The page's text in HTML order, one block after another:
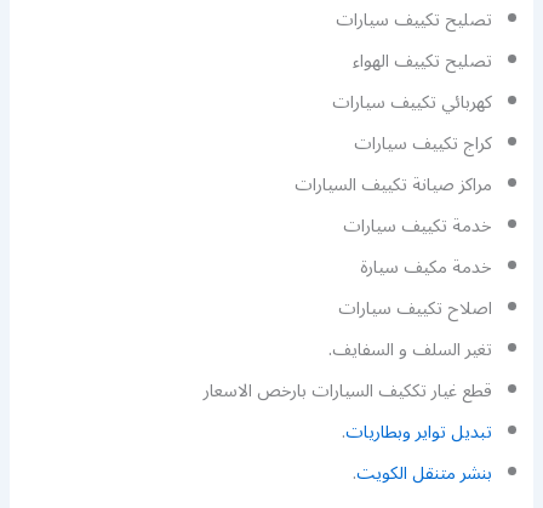
تصليح تكييف سيارات
تصليح تكييف الهواء
كهربائي تكييف سيارات
كراج تكييف سيارات
مراكز صيانة تكييف السيارات
خدمة تكييف سيارات
خدمة مكيف سيارة
اصلاح تكييف سيارات
تغير السلف و السفايف.
قطع غيار تككيف السيارات بارخص الاسعار
تبديل تواير وبطاريات.
بنشر متنقل الكويت.